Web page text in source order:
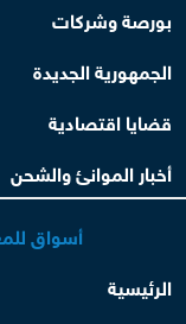
بورصة وشركات
الجمهورية الجديدة
قضايا اقتصادية
أخبار الموانئ والشحن
أسواق
الرئيسية